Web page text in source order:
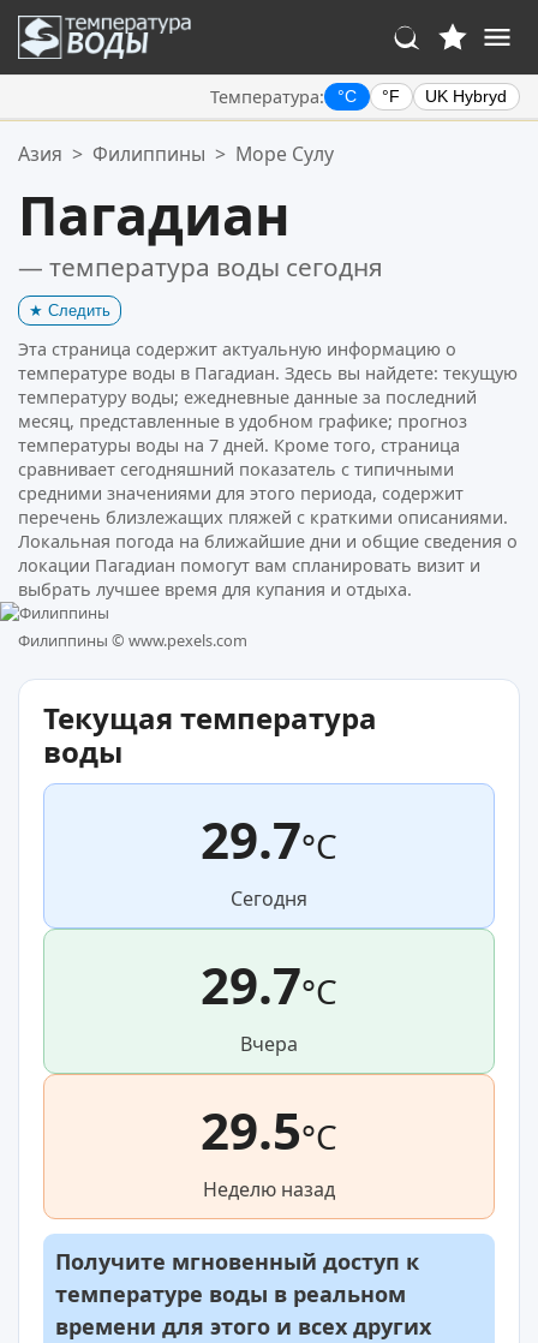
Температура: °C °F UK Hybryd
Ваше избранное:
Азия > Филиппины > Море Сулу
Пагадиан
— температура воды сегодня
★ Следить
Эта страница содержит актуальную информацию о
температуре воды в Пагадиан. Здесь вы найдете: текущую
температуру воды; ежедневные данные за последний
месяц, представленные в удобном графике; прогноз
температуры воды на 7 дней. Кроме того, страница
сравнивает сегодняшний показатель с типичными
средними значениями для этого периода, содержит
перечень близлежащих пляжей с краткими описаниями.
Локальная погода на ближайшие дни и общие сведения о
локации Пагадиан помогут вам спланировать визит и
выбрать лучшее время для купания и отдыха.
Филиппины © www.pexels.com
Текущая температура
воды
29.7°C
Сегодня
29.7°C
Вчера
29.5°C
Неделю назад
Получите мгновенный доступ к
температуре воды в реальном
времени для этого и всех других